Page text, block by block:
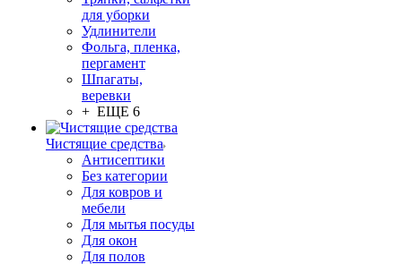
для уборки
Удлинители
Фольга, пленка,
пергамент
Шпагаты,
веревки
+ ЕЩЕ 6
Чистящие средства
Антисептики
Без категории
Для ковров и
мебели
Для мытья посуды
Для окон
Для полов